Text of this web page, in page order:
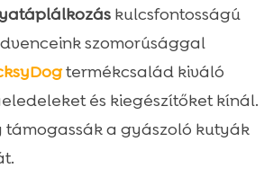
kulcsfontosságú
szomorúsággal
termékcsalád kiváló
és kiegészítőket kínál.
támogassák a gyászoló kutyák